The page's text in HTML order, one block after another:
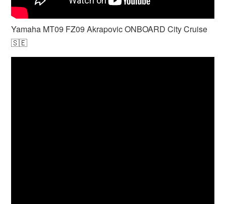
Yamaha MT09 FZ09 Akrapovic ONBOARD City Cruise
🇸🇪